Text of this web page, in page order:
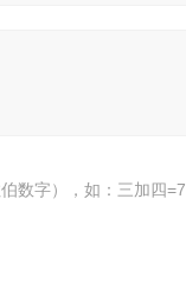
数字），如：三加四=7